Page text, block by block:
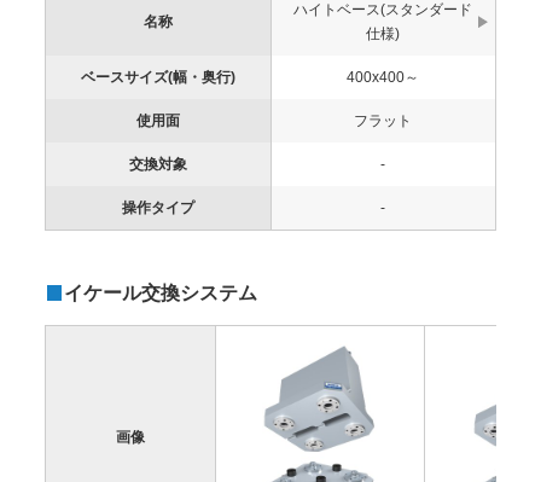
名称
ハイトベース(スタンダード
仕様)
ベースサイズ(幅・奥行) 400x400～
使用面 フラット
交換対象 -
操作タイプ -
イケール交換システム
画像